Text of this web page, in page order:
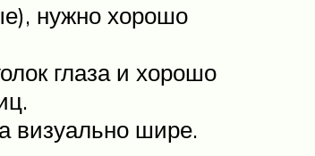
нужно хорошо
глаза и хорошо
визуально шире.